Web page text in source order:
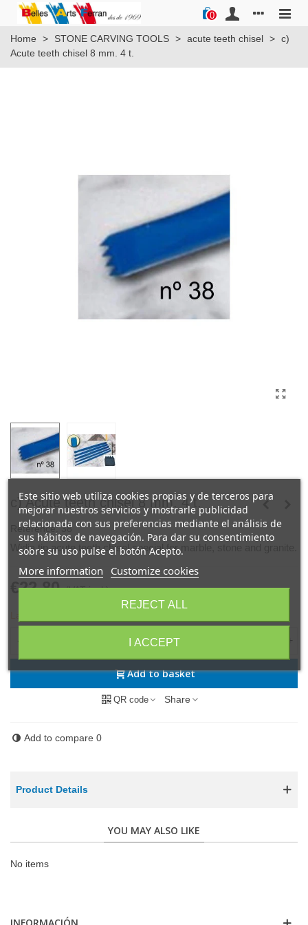
0
Home > STONE CARVING TOOLS > acute teeth chisel > c)
Acute teeth chisel 8 mm. 4 t.
c) Acute teeth chisel 8 mm. 4 t.
Reference: 38
Widia tip acute teeth chisel special for marble, stone and granite.
€22.80 (VAT incl.)
- +
Add to basket
QR code Share
Add to compare 0
Product Details
YOU MAY ALSO LIKE
No items
Este sitio web utiliza cookies propias y de terceros para
mejorar nuestros servicios y mostrarle publicidad
relacionada con sus preferencias mediante el análisis de
sus hábitos de navegación. Para dar su consentimiento
sobre su uso pulse el botón Acepto.
More information Customize cookies
REJECT ALL
I ACCEPT